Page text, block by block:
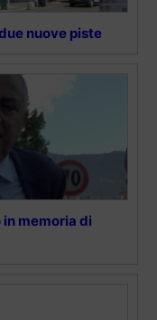
nuove piste
memoria di